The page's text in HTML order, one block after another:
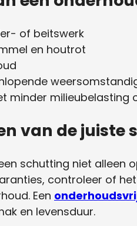
of beitswerk
en houtrot
minder milieubelasting
van de juiste
schutting niet alleen
controleer of
Een
en levensduur.